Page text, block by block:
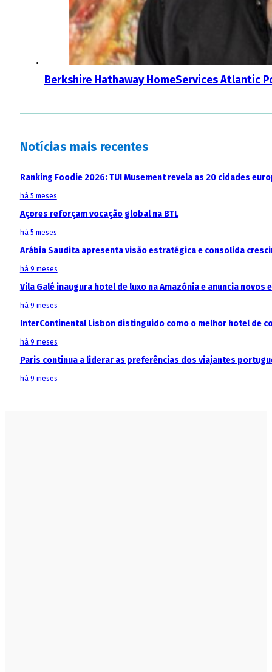
Berkshire Hathaway HomeServices Atlantic
Notícias mais recentes
Ranking Foodie 2026: TUI Musement revela as 20 cidades
há 5 meses
Açores reforçam vocação global na BTL
há 5 meses
Arábia Saudita apresenta visão estratégica e consolida
há 9 meses
Vila Galé inaugura hotel de luxo na Amazónia e anuncia
há 9 meses
InterContinental Lisbon distinguido como o melhor hotel de
há 9 meses
Paris continua a liderar as preferências dos viajantes
há 9 meses